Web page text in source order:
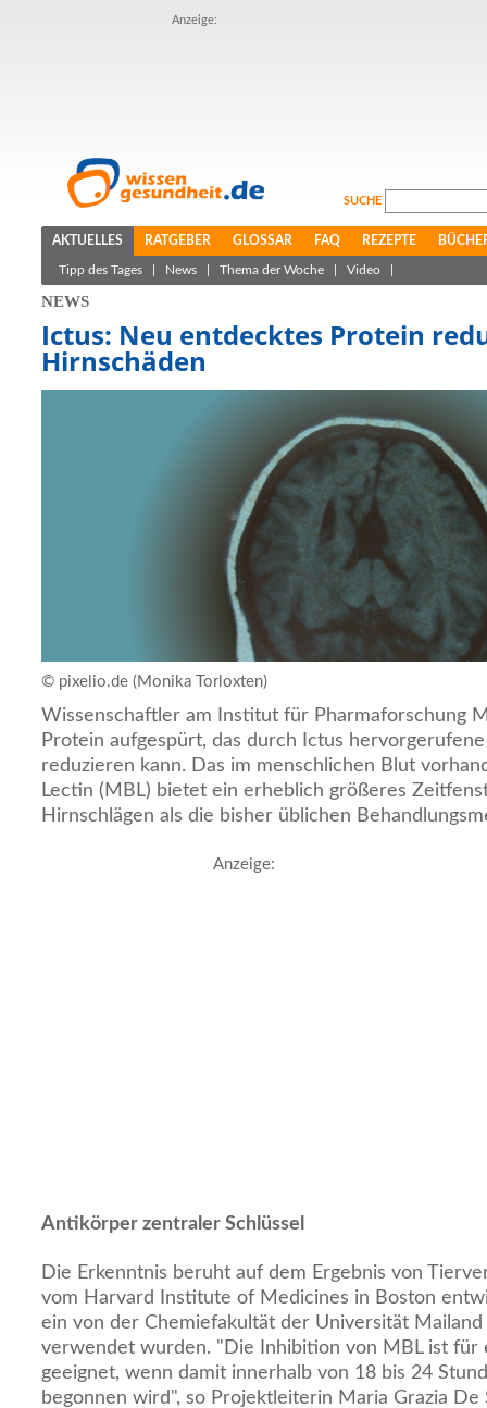
Anzeige:
SUCHE
AKTUELLES RATGEBER GLOSSAR FAQ REZEPTE
Tipp des Tages News Thema der Woche Video
NEWS
Ictus: Neu entdecktes Protein
Hirnschäden
© pixelio.de (Monika Torloxten)
Wissenschaftler am Institut für Pharmaforschung
Protein aufgespürt, das durch Ictus
reduzieren kann. Das im menschlichen Blut
Lectin (MBL) bietet ein erheblich größeres
Hirnschlägen als die bisher üblichen
Anzeige:
Antikörper zentraler Schlüssel
Die Erkenntnis beruht auf dem Ergebnis von
vom Harvard Institute of Medicines in Boston
ein von der Chemiefakultät der Universität
verwendet wurden. "Die Inhibition von MBL ist für
geeignet, wenn damit innerhalb von 18 bis 24
begonnen wird", so Projektleiterin Maria Grazia De